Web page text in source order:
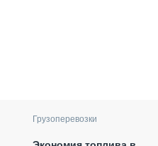
Грузоперевозки